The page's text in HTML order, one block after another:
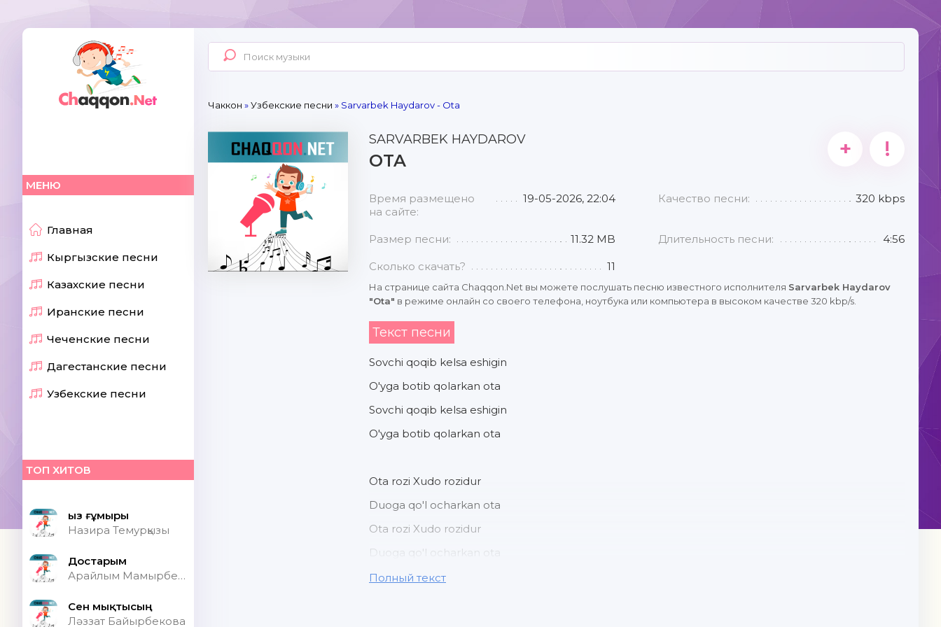
МЕНЮ
Главная
Кыргызские песни
Казахские песни
Иранские песни
Чеченские песни
Дагестанские песни
Узбекские песни
ТОП ХИТОВ
Қыз ғұмыры
Назира Темурқызы
Достарым
Арайлым Мамырбекқызы
Сен мықтысың
Ләззат Байырбекова
Чаккон »Узбекские песни » Sarvarbek Haydarov - Ota
SARVARBEK HAYDAROV
OTA + !
Время размещено
на сайте:
19-05-2026, 22:04 Качество песни: 320 kbps
Размер песни: 11.32 MB Длительность песни: 4:56
Сколько скачать? 11
На странице сайта Chaqqon.Net вы можете послушать песню известного исполнителя Sarvarbek Haydarov
"Ota" в режиме онлайн со своего телефона, ноутбука или компьютера в высоком качестве 320 kbp/s.
Текст песни
Sovchi qoqib kelsa eshigin
O'yga botib qolarkan ota
Sovchi qoqib kelsa eshigin
O'yga botib qolarkan ota
Ota rozi Xudo rozidur
Duoga qo'l ocharkan ota
Ota rozi Xudo rozidur
Duoga qo'l ocharkan ota
Полный текст